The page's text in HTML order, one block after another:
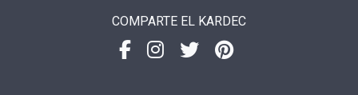
COMPARTE EL KARDEC